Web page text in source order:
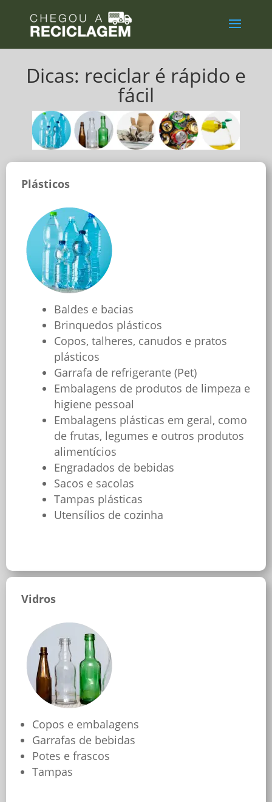
Dicas: reciclar é rápido e
fácil
Plásticos
Baldes e bacias
Brinquedos plásticos
Copos, talheres, canudos e pratos
plásticos
Garrafa de refrigerante (Pet)
Embalagens de produtos de limpeza e
higiene pessoal
Embalagens plásticas em geral, como
de frutas, legumes e outros produtos
alimentícios
Engradados de bebidas
Sacos e sacolas
Tampas plásticas
Utensílios de cozinha
Vidros
Copos e embalagens
Garrafas de bebidas
Potes e frascos
Tampas